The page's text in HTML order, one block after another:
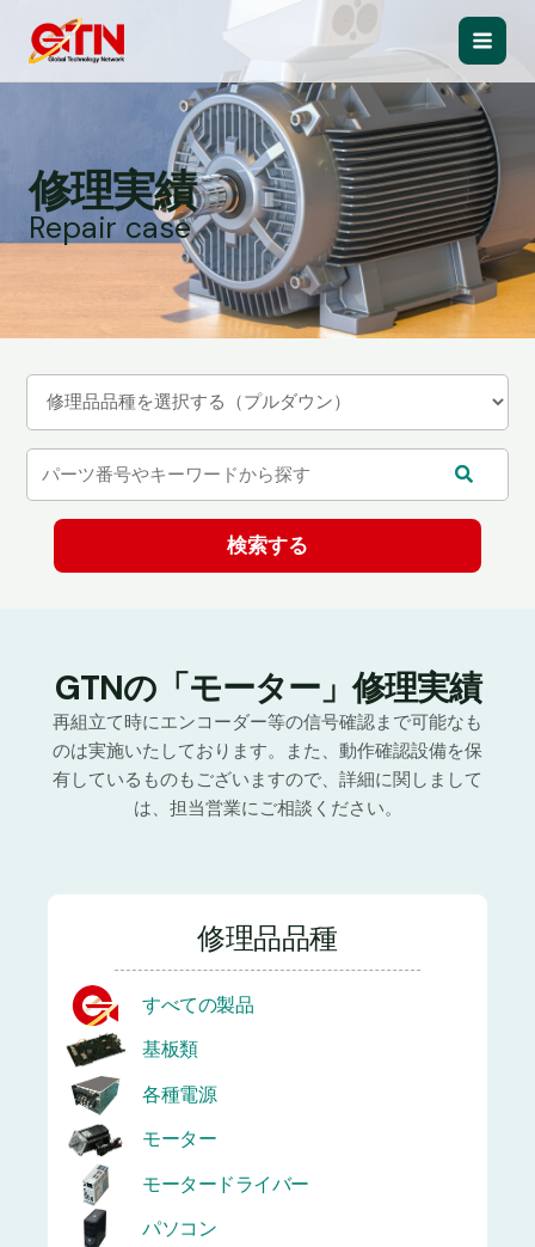
Main
修理実績
Repair case
GTNの「モーター」修理実績
再組立て時にエンコーダー等の信号確認まで可能なも
のは実施いたしております。また、動作確認設備を保
有しているものもございますので、詳細に関しまして
は、担当営業にご相談ください。
修理品品種
すべての製品
基板類
各種電源
モーター
モータードライバー
パソコン